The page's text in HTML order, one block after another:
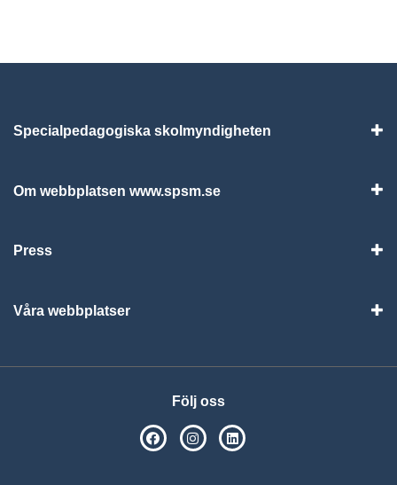
Specialpedagogiska skolmyndigheten
Om webbplatsen www.spsm.se
Press
Våra webbplatser
Följ oss
SPSM på Facebook
SPSM på Instagram